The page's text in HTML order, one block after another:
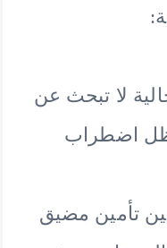
لا تبحث عن
ظل اضطراب
تأمين مضيق